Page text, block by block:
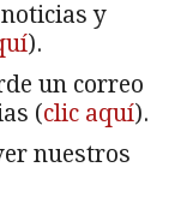
y
).
un correo
(clic aquí).
nuestros